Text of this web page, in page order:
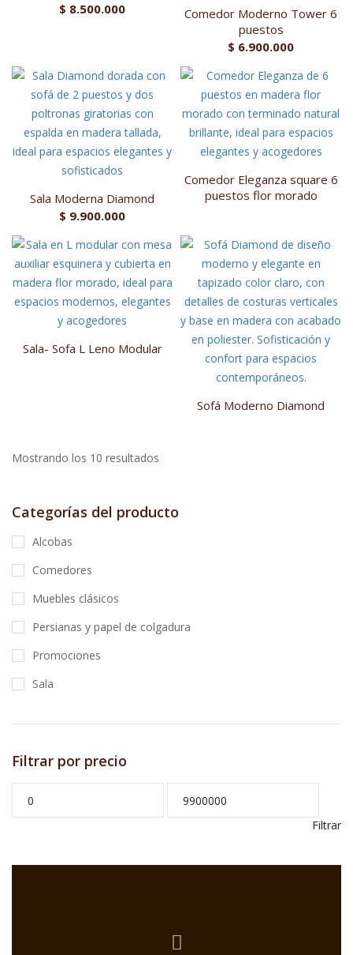
$ 8.500.000
Comedor Moderno Tower 6
puestos
$ 6.900.000
Sala Moderna Diamond
$ 9.900.000
Comedor Eleganza square 6
puestos flor morado
Sala- Sofa L Leno Modular
Sofá Moderno Diamond
Mostrando los 10 resultados
Categorías del producto
Alcobas
Comedores
Muebles clásicos
Persianas y papel de colgadura
Promociones
Sala
Filtrar por precio
Filtrar